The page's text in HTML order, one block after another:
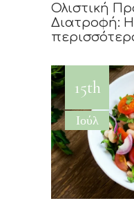
Ολιστική
Διατροφή: Η
15th
Ιούλ